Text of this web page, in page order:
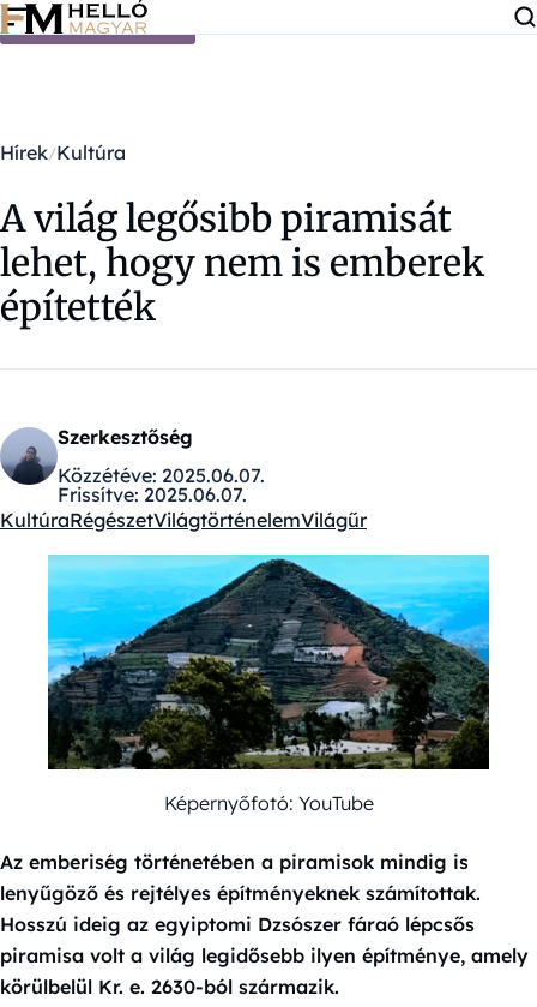
Ugrás a tartalomra
Hírek Kultúra
A világ legősibb piramisát
lehet, hogy nem is emberek
építették
Szerkesztőség
Közzétéve: 2025.06.07.
Frissítve: 2025.06.07.
Kategóriák:
KultúraRégészetVilágtörténelemVilágűr
Képernyőfotó: YouTube
Az emberiség történetében a piramisok mindig is
lenyűgöző és rejtélyes építményeknek számítottak.
Hosszú ideig az egyiptomi Dzsószer fáraó lépcsős
piramisa volt a világ legidősebb ilyen építménye, amely
körülbelül Kr. e. 2630-ból származik.